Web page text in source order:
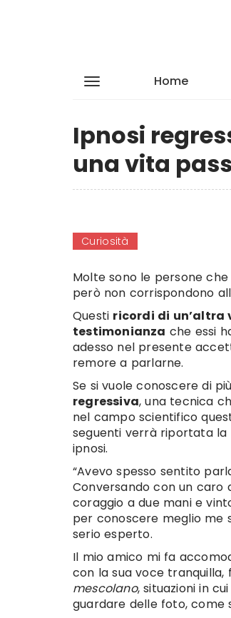
Home
Ipnosi
una vita
Curiosità
Molte sono le persone
però non corrispondono
Questi ricordi di un’altra
testimonianza che essi
adesso nel presente
remore a parlarne.
Se si vuole conoscere di
regressiva, una tecnica
nel campo scientifico
seguenti verrà riportata la
ipnosi.
“Avevo spesso sentito
Conversando con un caro
coraggio a due mani e
per conoscere meglio me
serio esperto.
Il mio amico mi fa
con la sua voce
mescolano, situazioni in
guardare delle foto, come